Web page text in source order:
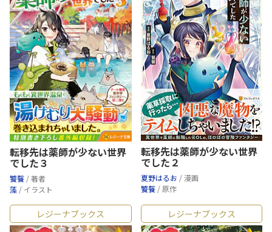
転移先は薬師が少ない世界
でした３
饕餮 / 著者
藻 / イラスト
転移先は薬師が少ない世界
でした２
夏野はるお / 漫画
饕餮 / 原作
レジーナブックス レジーナブックス